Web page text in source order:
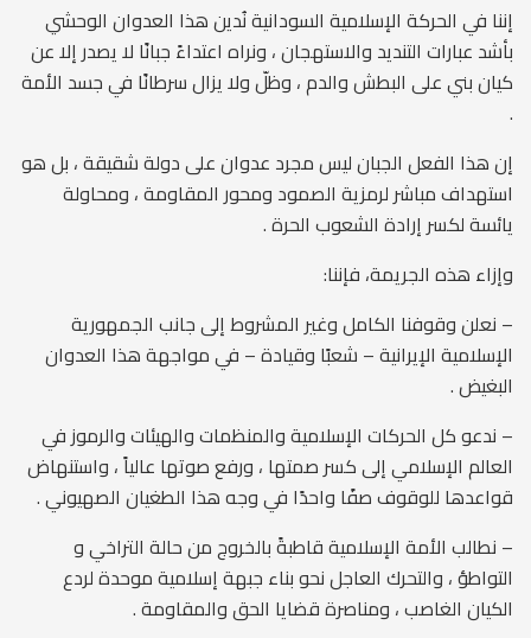
إننا في الحركة الإسلامية السودانية نُدين هذا العدوان الوحشي
بأشد عبارات التنديد والاستهجان ، ونراه اعتداءً جبانًا لا يصدر إلا عن
كيان بني على البطش والدم ، وظلّ ولا يزال سرطانًا في جسد الأمة
.
إن هذا الفعل الجبان ليس مجرد عدوان على دولة شقيقة ، بل هو
استهداف مباشر لرمزية الصمود ومحور المقاومة ، ومحاولة
يائسة لكسر إرادة الشعوب الحرة .
وإزاء هذه الجريمة، فإننا:
– نعلن وقوفنا الكامل وغير المشروط إلى جانب الجمهورية
الإسلامية الإيرانية – شعبًا وقيادة – في مواجهة هذا العدوان
البغيض .
– ندعو كل الحركات الإسلامية والمنظمات والهيئات والرموز في
العالم الإسلامي إلى كسر صمتها ، ورفع صوتها عالياً ، واستنهاض
قواعدها للوقوف صفًا واحدًا في وجه هذا الطغيان الصهيوني .
– نطالب الأمة الإسلامية قاطبةً بالخروج من حالة التراخي و
التواطؤ ، والتحرك العاجل نحو بناء جبهة إسلامية موحدة لردع
الكيان الغاصب ، ومناصرة قضايا الحق والمقاومة .